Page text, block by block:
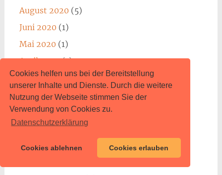
Cookies helfen uns bei der Bereitstellung
unserer Inhalte und Dienste. Durch die weitere
Nutzung der Webseite stimmen Sie der
Verwendung von Cookies zu.
Datenschutzerklärung
Cookies ablehnen Cookies erlauben
August 2020 (5)
Juni 2020 (1)
Mai 2020 (1)
April 2020(1)
März 2020(3)
Februar 2020(1)
Januar 2020(2)
Dezember 2019(1)
November 2019(2)